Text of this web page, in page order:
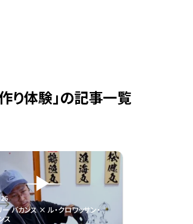
り体験」の記事一覧
バカンス × ル・クロワッサン・
ス